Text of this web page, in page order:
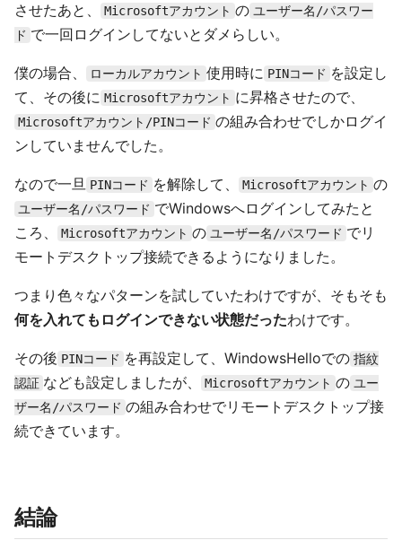
させたあと、
Microsoftアカウント の ユーザー名/パスワー
ド で一回ログインしてないとダメらしい。
僕の場合、 ローカルアカウント 使用時に PINコード を設定し
て、その後に Microsoftアカウント に昇格させたので、
Microsoftアカウント/PINコード の組み合わせでしかログイ
ンしていませんでした。
なので一旦 PINコード を解除して、 Microsoftアカウント の
ユーザー名/パスワード でWindowsへログインしてみたと
ころ、
Microsoftアカウント の ユーザー名/パスワード でリ
モートデスクトップ接続できるようになりました。
つまり色々なパターンを試していたわけですが、そもそも
何を入れてもログインできない状態だったわけです。
その後 PINコード を再設定して、WindowsHelloでの 指紋
認証 なども設定しましたが、 Microsoftアカウント の ユー
ザー名/パスワード の組み合わせでリモートデスクトップ接
続できています。
結論